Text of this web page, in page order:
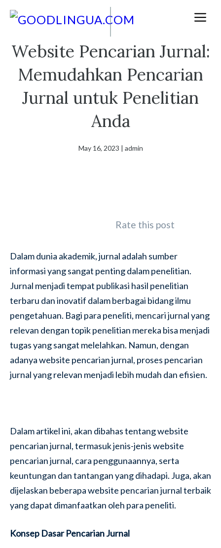
Website Pencarian Jurnal:
Memudahkan Pencarian
Jurnal untuk Penelitian
Anda
May 16, 2023 | admin
Rate this post
Dalam dunia akademik, jurnal adalah sumber
informasi yang sangat penting dalam penelitian.
Jurnal menjadi tempat publikasi hasil penelitian
terbaru dan inovatif dalam berbagai bidang ilmu
pengetahuan. Bagi para peneliti, mencari jurnal yang
relevan dengan topik penelitian mereka bisa menjadi
tugas yang sangat melelahkan. Namun, dengan
adanya website pencarian jurnal, proses pencarian
jurnal yang relevan menjadi lebih mudah dan efisien.
Dalam artikel ini, akan dibahas tentang website
pencarian jurnal, termasuk jenis-jenis website
pencarian jurnal, cara penggunaannya, serta
keuntungan dan tantangan yang dihadapi. Juga, akan
dijelaskan beberapa website pencarian jurnal terbaik
yang dapat dimanfaatkan oleh para peneliti.
Konsep Dasar Pencarian Jurnal